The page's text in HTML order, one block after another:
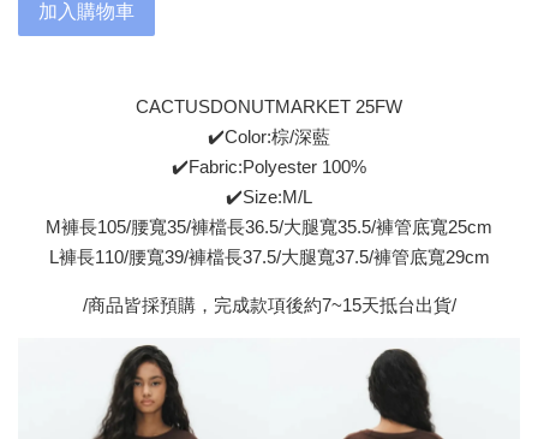
加入購物車
CACTUSDONUTMARKET 25FW
✔️Color:棕/深藍
✔️Fabric:Polyester 100%
✔️Size:M/L
M褲長105/腰寬35/褲檔長36.5/大腿寬35.5/褲管底寬25cm
L褲長110/腰寬39/褲檔長37.5/大腿寬37.5/褲管底寬29cm
/商品皆採預購，完成款項後約7~15天抵台出貨/